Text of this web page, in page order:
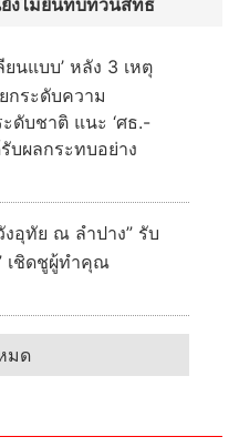
นแบบ’ หลัง 3 เหตุ
กระดับความ
ดับชาติ แนะ ‘ศธ.-
บผลกระทบอย่าง
อุทัย ณ ลำปาง” รับ
เชิดชูผู้ทำคุณ
มด